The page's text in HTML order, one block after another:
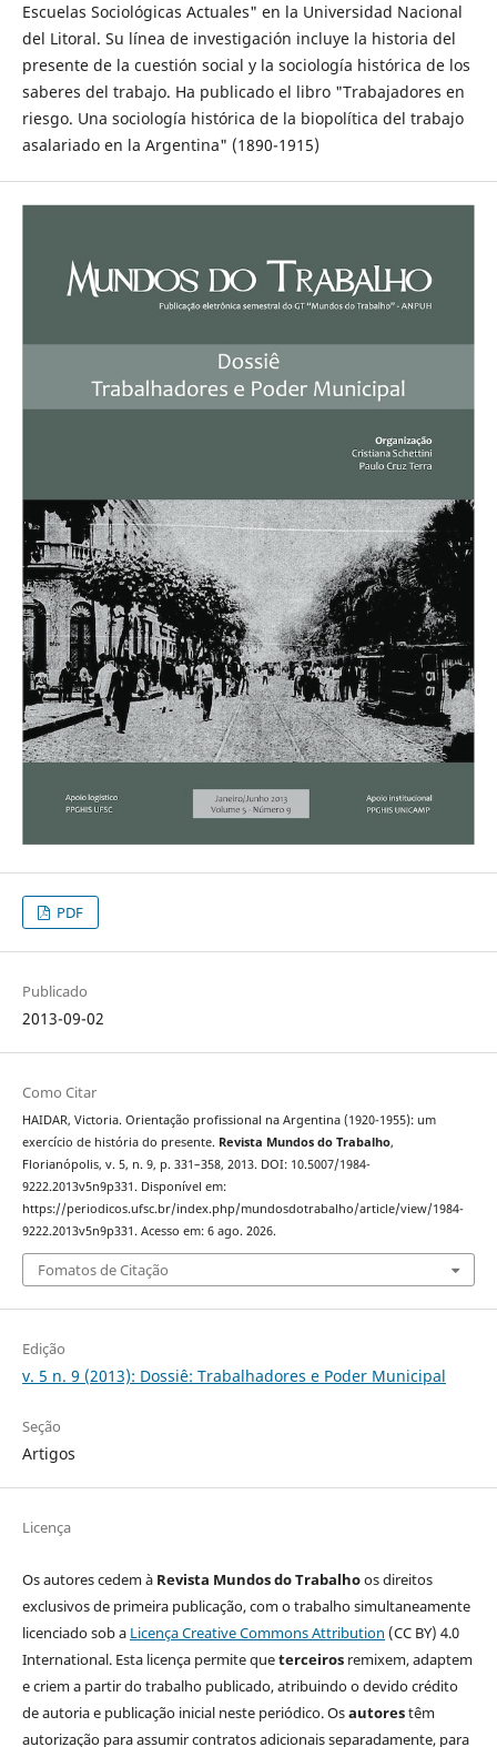
Escuelas Sociológicas Actuales" en la Universidad Nacional
del Litoral. Su línea de investigación incluye la historia del
presente de la cuestión social y la sociología histórica de los
saberes del trabajo. Ha publicado el libro "Trabajadores en
riesgo. Una sociología histórica de la biopolítica del trabajo
asalariado en la Argentina" (1890-1915)
PDF
Publicado
2013-09-02
Como Citar
HAIDAR, Victoria. Orientação profissional na Argentina (1920-1955): um
exercício de história do presente. Revista Mundos do Trabalho,
Florianópolis, v. 5, n. 9, p. 331–358, 2013. DOI: 10.5007/1984-
9222.2013v5n9p331. Disponível em:
https://periodicos.ufsc.br/index.php/mundosdotrabalho/article/view/1984-
9222.2013v5n9p331. Acesso em: 6 ago. 2026.
Fomatos de Citação
Edição
v. 5 n. 9 (2013): Dossiê: Trabalhadores e Poder Municipal
Seção
Artigos
Licença
Os autores cedem à Revista Mundos do Trabalhoos direitos
exclusivos de primeira publicação, com o trabalho simultaneamente
licenciado sob a Licença Creative Commons Attribution (CC BY) 4.0
International. Esta licença permite queterceirosremixem, adaptem
e criem a partir do trabalho publicado, atribuindo o devido crédito
de autoria e publicação inicial neste periódico. Osautorestêm
autorização para assumir contratos adicionais separadamente, para